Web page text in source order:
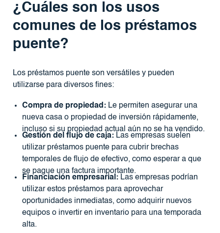
¿Cuáles son los usos
comunes de los préstamos
puente?
Los préstamos puente son versátiles y pueden
utilizarse para diversos fines:
Compra de propiedad:Le permiten asegurar una
nueva casa o propiedad de inversión rápidamente,
incluso si su propiedad actual aún no se ha vendido.
Gestión del flujo de caja:Las empresas suelen
utilizar préstamos puente para cubrir brechas
temporales de flujo de efectivo, como esperar a que
se pague una factura importante.
Financiación empresarial:Las empresas podrían
utilizar estos préstamos para aprovechar
oportunidades inmediatas, como adquirir nuevos
equipos o invertir en inventario para una temporada
alta.